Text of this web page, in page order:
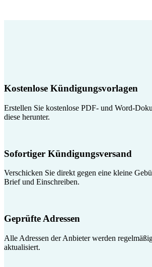
Kostenlose Kündigungsvorlagen
Erstellen Sie kostenlose PDF- und Word-
diese herunter.
Sofortiger Kündigungsversand
Verschicken Sie direkt gegen eine kleine
Brief und Einschreiben.
Geprüfte Adressen
Alle Adressen der Anbieter werden
aktualisiert.